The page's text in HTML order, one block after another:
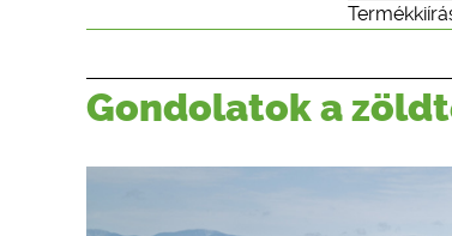
Gondolatok a